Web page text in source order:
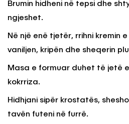
Brumin hidheni në tepsi dhe
ngjeshet.
Në një enë tjetër, rrihni kremin
vaniljen, kripën dhe sheqerin
Masa e formuar duhet të jetë
kokrriza.
Hidhjani sipër krostatës,
tavën futeni në furrë.